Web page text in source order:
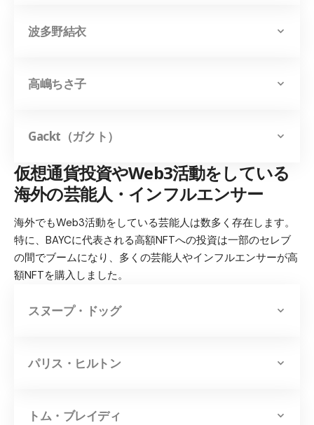
波多野結衣
高嶋ちさ子
Gackt（ガクト）
仮想通貨投資やWeb3活動をしている
海外の芸能人・インフルエンサー
海外でもWeb3活動をしている芸能人は数多く存在します。
特に、BAYCに代表される高額NFTへの投資は一部のセレブ
の間でブームになり、多くの芸能人やインフルエンサーが高
額NFTを購入しました。
スヌープ・ドッグ
パリス・ヒルトン
トム・ブレイディ